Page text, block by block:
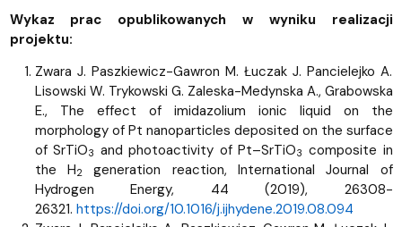
Wykaz prac opublikowanych w wyniku realizacji
projektu:
Zwara J. Paszkiewicz-Gawron M. Łuczak J. Pancielejko A.
Lisowski W. Trykowski G. Zaleska-Medynska A., Grabowska
E., The effect of imidazolium ionic liquid on the
morphology of Pt nanoparticles deposited on the surface
of SrTiO3 and photoactivity of Pt–SrTiO3 composite in
the H2
generation reaction, International Journal of
Hydrogen Energy, 44 (2019), 26308-
26321. https://doi.org/10.1016/j.ijhydene.2019.08.094